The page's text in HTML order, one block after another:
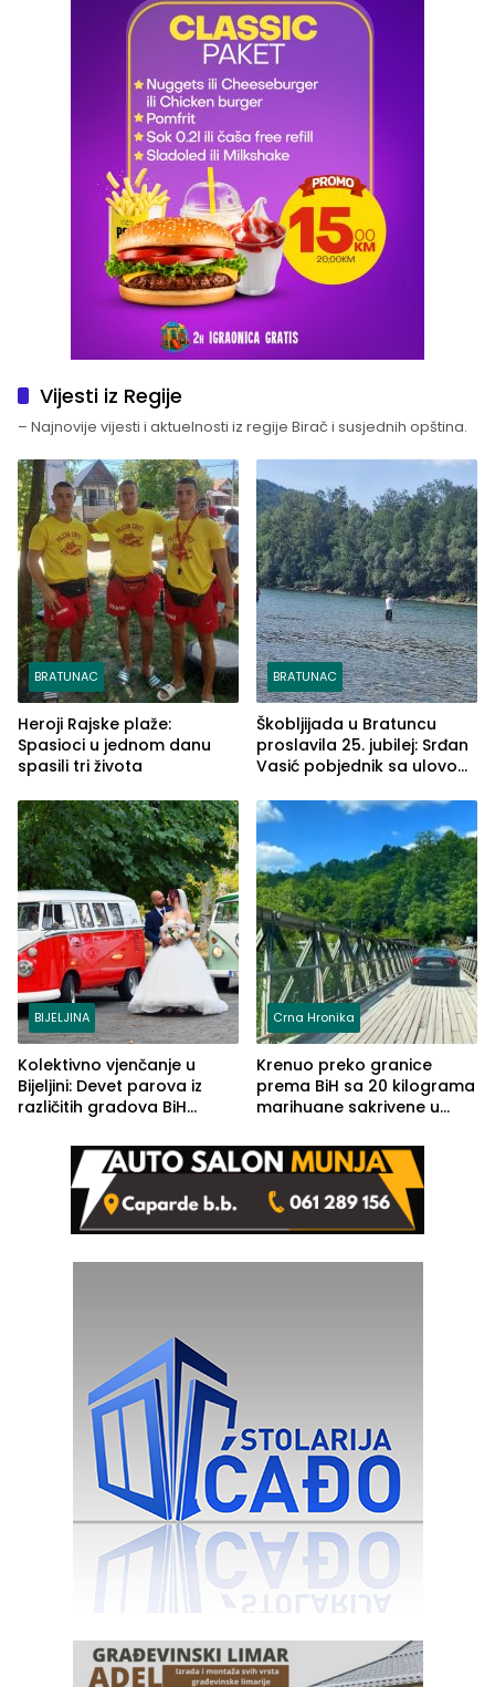
Vijesti iz Regije
– Najnovije vijesti i aktuelnosti iz regije Birač i susjednih opština.
BRATUNAC
Heroji Rajske plaže:
Spasioci u jednom danu
spasili tri života
BRATUNAC
Škobljijada u Bratuncu
proslavila 25. jubilej: Srđan
Vasić pobjednik sa ulovom
BIJELJINA
Kolektivno vjenčanje u
Bijeljini: Devet parova iz
različitih gradova BiH
Crna Hronika
Krenuo preko granice
prema BiH sa 20 kilograma
marihuane sakrivene u